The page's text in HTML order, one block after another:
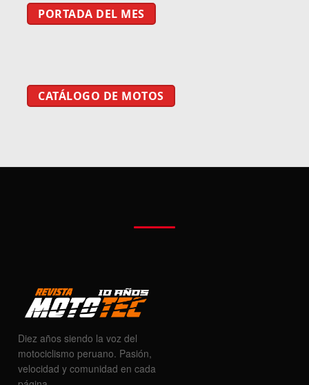
PORTADA DEL MES
CATÁLOGO DE MOTOS
Diez años siendo la voz del
motociclismo peruano. Pasión,
velocidad y comunidad en cada